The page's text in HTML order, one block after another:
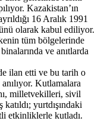
Kazakistan’ın
16 Aralık 1991
olarak kabul ediliyor.
tüm bölgelerinde
ve anıtlarda
ilan etti ve bu tarih o
Kutlamalara
milletvekilleri, sivil
yurtdışındaki
etkinliklerle kutladı.